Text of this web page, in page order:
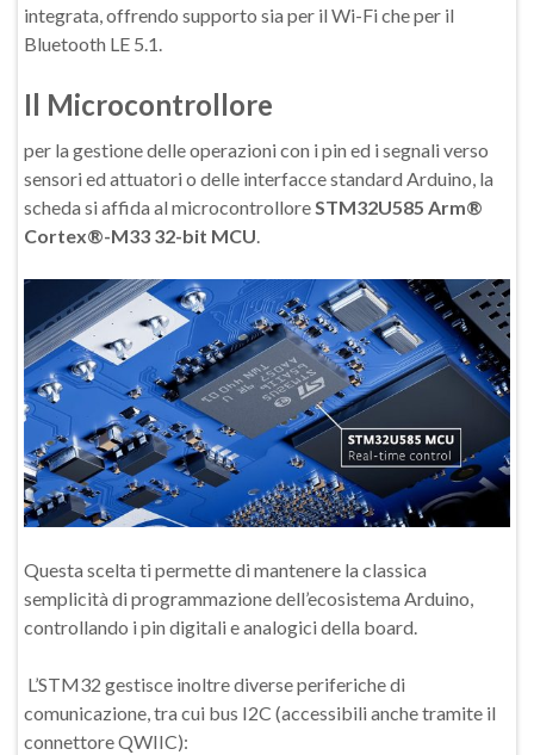
integrata, offrendo supporto sia per il Wi-Fi che per il
Bluetooth LE 5.1.
Il Microcontrollore
per la gestione delle operazioni con i pin ed i segnali verso
sensori ed attuatori o delle interfacce standard Arduino, la
scheda si affida al microcontrollore STM32U585 Arm®
Cortex®-M33 32-bit MCU
Questa scelta ti permette di mantenere la classica
semplicità di programmazione dell’ecosistema Arduino,
controllando i pin digitali e analogici della board.
L’STM32 gestisce inoltre diverse periferiche di
comunicazione, tra cui bus I2C (accessibili anche tramite il
connettore QWIIC):